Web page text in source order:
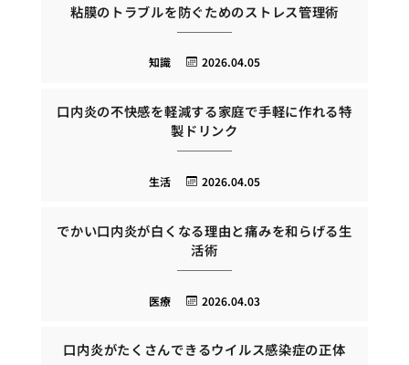
粘膜のトラブルを防ぐためのストレス管理術
2026.04.05
知識
口内炎の不快感を軽減する家庭で手軽に作れる特
製ドリンク
2026.04.05
生活
でかい口内炎が白くなる理由と痛みを和らげる生
活術
2026.04.03
医療
口内炎がたくさんできるウイルス感染症の正体